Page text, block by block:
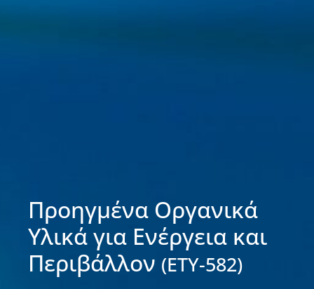
Προηγμένα Οργανικά
Υλικά για Ενέργεια και
Περιβάλλον (ΕΤΥ-582)